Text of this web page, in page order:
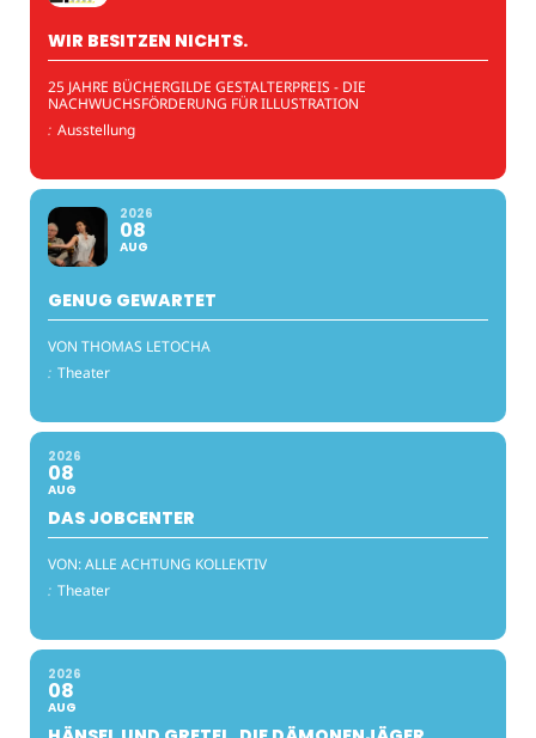
WIR BESITZEN NICHTS.
25 JAHRE BÜCHERGILDE GESTALTERPREIS - DIE
NACHWUCHSFÖRDERUNG FÜR ILLUSTRATION
: Ausstellung
2026
08
AUG
GENUG GEWARTET
VON THOMAS LETOCHA
: Theater
2026
08
AUG
DAS JOBCENTER
VON: ALLE ACHTUNG KOLLEKTIV
: Theater
2026
08
AUG